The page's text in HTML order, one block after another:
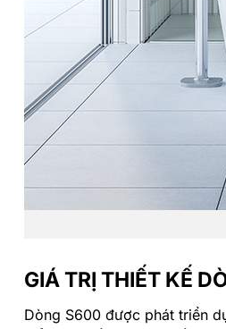
GIÁ TRỊ THIẾT KẾ
Dòng S600 được phát triển